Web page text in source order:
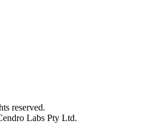
reserved.
Labs Pty Ltd.